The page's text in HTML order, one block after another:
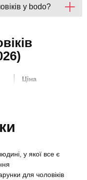
у bodo?
Ціна
2600 грн
у якої все є
для чоловіків